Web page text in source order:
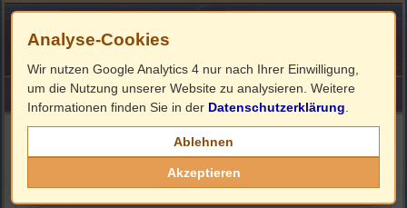
HOME ImpressumLinks
Filmbeschreibung, Cover & DVD Infos
Analyse-Cookies
Wir nutzen Google Analytics 4 nur nach Ihrer Einwilligung,
um die Nutzung unserer Website zu analysieren. Weitere
Informationen finden Sie in der Datenschutzerklärung
Ablehnen
Akzeptieren